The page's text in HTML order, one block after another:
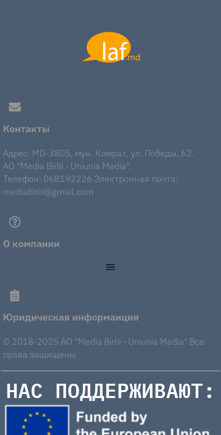
Контакты
Адрес: MD-3805, мун. Комрат, ул. Победы, 62.
AO "Media Birlii - Uniunia Media".
Телефон: 068192226 Электронная почта:
mediabirlii@gmail.com
О компании
Юридическая информаиция
© 2018-2025 AO "Media Birlii - Uniunia Media" Все
права защищены
НАС ПОДДЕРЖИВАЮТ: